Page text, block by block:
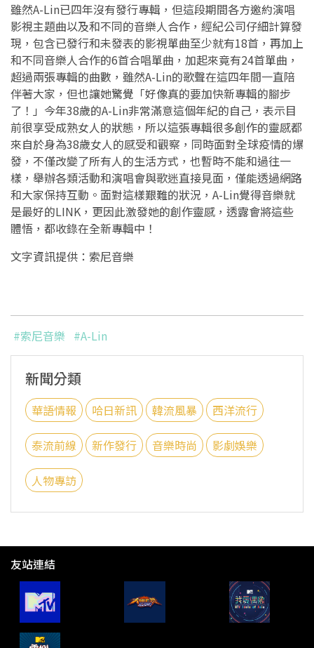
雖然A-Lin已四年沒有發行專輯，但這段期間各方邀約演唱
影視主題曲以及和不同的音樂人合作，經紀公司仔細計算發
現，包含已發行和未發表的影視單曲至少就有18首，再加上
和不同音樂人合作的6首合唱單曲，加起來竟有24首單曲，
超過兩張專輯的曲數，雖然A-Lin的歌聲在這四年間一直陪
伴著大家，但也讓她驚覺「好像真的要加快新專輯的腳步
了！」今年38歲的A-Lin非常滿意這個年紀的自己，表示目
前很享受成熟女人的狀態，所以這張專輯很多創作的靈感都
來自於身為38歲女人的感受和觀察，同時面對全球疫情的爆
發，不僅改變了所有人的生活方式，也暫時不能和過往一
樣，舉辦各類活動和演唱會與歌迷直接見面，僅能透過網路
和大家保持互動。面對這樣艱難的狀況，A-Lin覺得音樂就
是最好的LINK，更因此激發她的創作靈感，透露會將這些
體悟，都收錄在全新專輯中！
文字資訊提供：索尼音樂
#索尼音樂 #A-Lin
新聞分類
華語情報 哈日新訊 韓流風暴 西洋流行
泰流前線 新作發行 音樂時尚 影劇娛樂
人物專訪
友站連結